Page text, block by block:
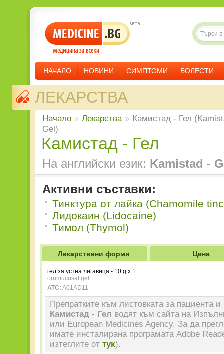
НАЧАЛО НОВИНИ СИМПТОМИ БОЛЕСТИ
ЛЕКАРСТВА
Начало » Лекарства » Камистад - Гел
Gel)
Камистад - Гел
На английски език: Kamistad -
Активни съставки:
Тинктура от лайка (Chamomile
Лидокаин (Lidocaine)
Тимол (Thymol)
Лекарствени форми Цена
гел за устна лигавица - 10 g x 1
oromucosal gel
ATC: A01AD11
Препратките към листовката за пациента и
Камистад - Гел водят към сайта на
или European Medicines Agency. За да
имате инсталирана програмата Adobe
изтеглите от тук).